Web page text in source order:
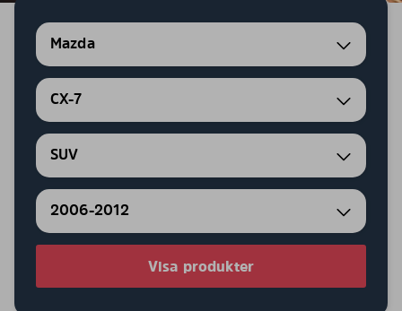
Mazda
CX-7
SUV
2006-2012
Visa produkter